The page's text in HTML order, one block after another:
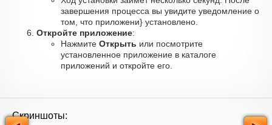
завершения процесса вы увидите уведомление о
том, что приложени} установлено.
Откройте приложение:
Нажмите Открыть или посмотрите
установленное приложение в каталоге
приложений и откройте его.
Скриншоты: